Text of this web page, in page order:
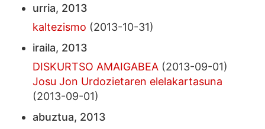
urria, 2013
kaltezismo (2013-10-31)
iraila, 2013
DISKURTSO AMAIGABEA (2013-09-01)
Josu Jon Urdozietaren elelakartasuna
(2013-09-01)
abuztua, 2013